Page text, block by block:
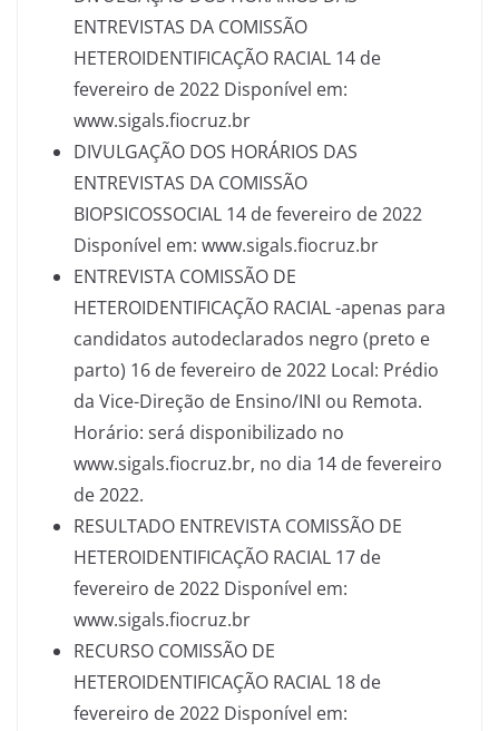
ENTREVISTAS DA COMISSÃO
HETEROIDENTIFICAÇÃO RACIAL 14 de
fevereiro de 2022 Disponível em:
www.sigals.fiocruz.br
DIVULGAÇÃO DOS HORÁRIOS DAS
ENTREVISTAS DA COMISSÃO
BIOPSICOSSOCIAL 14 de fevereiro de 2022
Disponível em: www.sigals.fiocruz.br
ENTREVISTA COMISSÃO DE
HETEROIDENTIFICAÇÃO RACIAL -apenas para
candidatos autodeclarados negro (preto e
parto) 16 de fevereiro de 2022 Local: Prédio
da Vice-Direção de Ensino/INI ou Remota.
Horário: será disponibilizado no
www.sigals.fiocruz.br, no dia 14 de fevereiro
de 2022.
RESULTADO ENTREVISTA COMISSÃO DE
HETEROIDENTIFICAÇÃO RACIAL 17 de
fevereiro de 2022 Disponível em:
www.sigals.fiocruz.br
RECURSO COMISSÃO DE
HETEROIDENTIFICAÇÃO RACIAL 18 de
fevereiro de 2022 Disponível em: